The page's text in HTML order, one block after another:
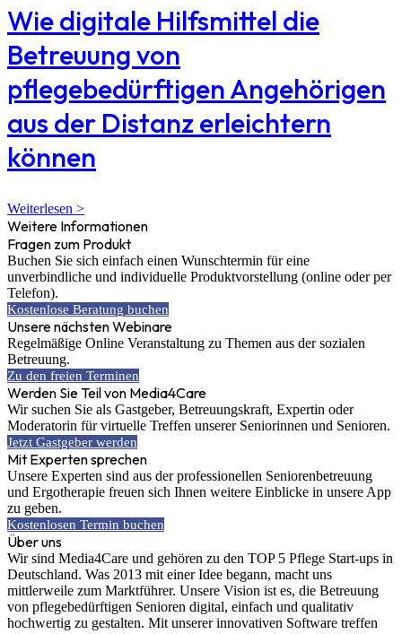
Wie digitale Hilfsmittel die
Betreuung von
pflegebedürftigen Angehörigen
aus der Distanz erleichtern
können
Weiterlesen >
Weitere Informationen
Fragen zum Produkt
Buchen Sie sich einfach einen Wunschtermin für eine
unverbindliche und individuelle Produktvorstellung (online oder per
Telefon).
Kostenlose Beratung buchen
Unsere nächsten Webinare
Regelmäßige Online Veranstaltung zu Themen aus der sozialen
Betreuung.
Zu den freien Terminen
Werden Sie Teil von Media4Care
Wir suchen Sie als Gastgeber, Betreuungskraft, Expertin oder
Moderatorin für virtuelle Treffen unserer Seniorinnen und Senioren.
Jetzt Gastgeber werden
Mit Experten sprechen
Unsere Experten sind aus der professionellen Seniorenbetreuung
und Ergotherapie freuen sich Ihnen weitere Einblicke in unsere App
zu geben.
Kostenlosen Termin buchen
Über uns
Wir sind Media4Care und gehören zu den TOP 5 Pflege Start-ups in
Deutschland. Was 2013 mit einer Idee begann, macht uns
mittlerweile zum Marktführer. Unsere Vision ist es, die Betreuung
von pflegebedürftigen Senioren digital, einfach und qualitativ
hochwertig zu gestalten. Mit unserer innovativen Software treffen